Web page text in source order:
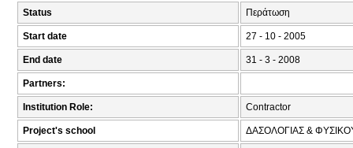
Status Περάτωση
Start date 27 - 10 - 2005
End date 31 - 3 - 2008
Partners:
Institution Role: Contractor
Project's school ΔΑΣΟΛΟΓΙΑΣ &